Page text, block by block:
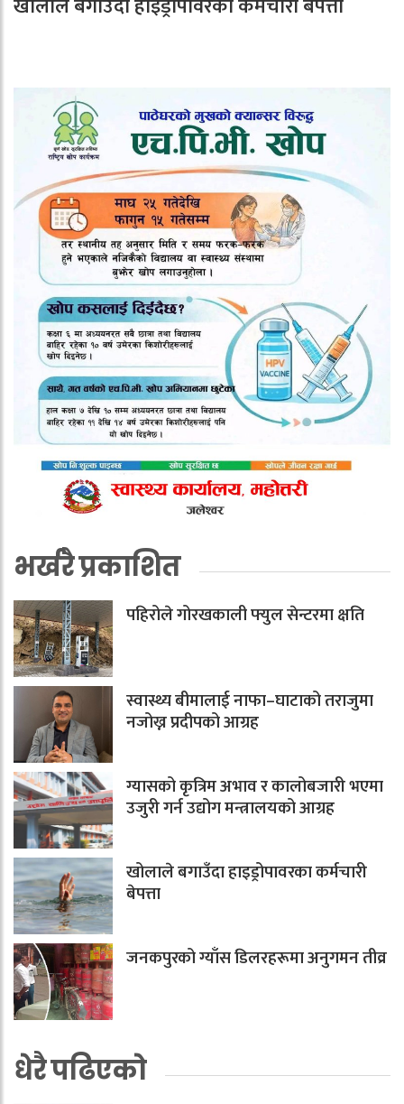
खोलाले बगाउँदा हाइड्रोपावरका कर्मचारी बेपत्ता
भर्खरै प्रकाशित
पहिरोले गोरखकाली फ्युल सेन्टरमा क्षति
स्वास्थ्य बीमालाई नाफा–घाटाको तराजुमा
नजोख्न प्रदीपको आग्रह
ग्यासको कृत्रिम अभाव र कालोबजारी भएमा
उजुरी गर्न उद्योग मन्त्रालयको आग्रह
खोलाले बगाउँदा हाइड्रोपावरका कर्मचारी
बेपत्ता
जनकपुरको ग्याँस डिलरहरूमा अनुगमन तीव्र
धेरै पढिएको